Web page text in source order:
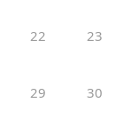
22 23
29 30